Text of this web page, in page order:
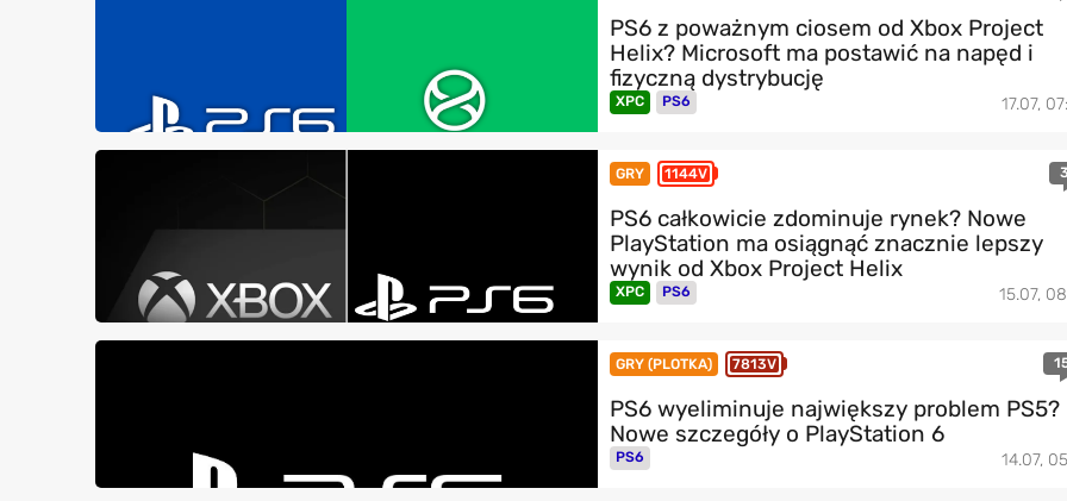
PS6 z poważnym ciosem od Xbox Project
Helix? Microsoft ma postawić na napęd i
fizyczną dystrybucję
XPC PS6 17.07,
GRY 1144V
PS6 całkowicie zdominuje rynek? Nowe
PlayStation ma osiągnąć znacznie lepszy
wynik od Xbox Project Helix
XPC PS6 15.07,
GRY (PLOTKA) 7813V
PS6 wyeliminuje największy problem PS5?
Nowe szczegóły o PlayStation 6
PS6 14.07,